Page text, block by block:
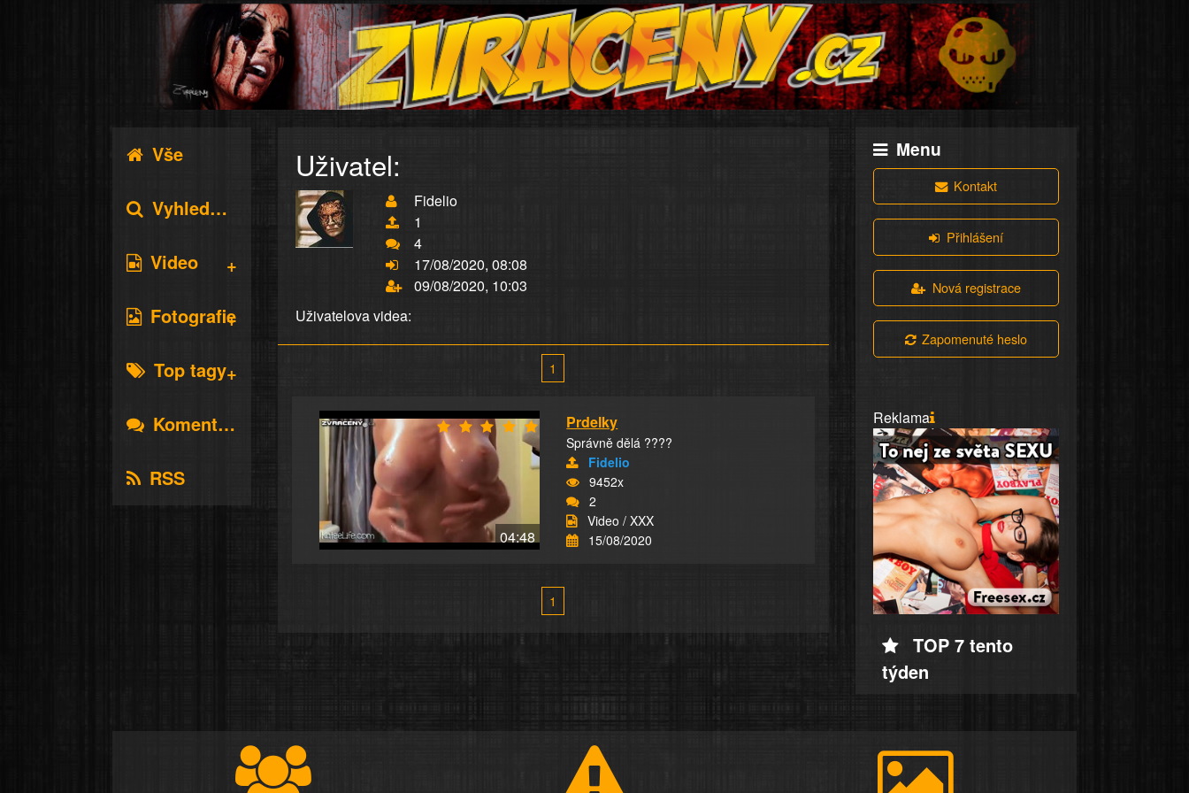
Vše
Vyhledávání
Video
Fotografie
Top tagy
Komentáře
RSS
Uživatel:
Fidelio
1
4
17/08/2020, 08:08
09/08/2020, 10:03
Uživatelova videa:
1
04:48
Prdelky
Správně dělá ????
Fidelio
9452x
2
Video / XXX
15/08/2020
1
Menu
Kontakt
Přihlášení
Nová registrace
Zapomenuté heslo
Reklama
TOP 7 tento
týden